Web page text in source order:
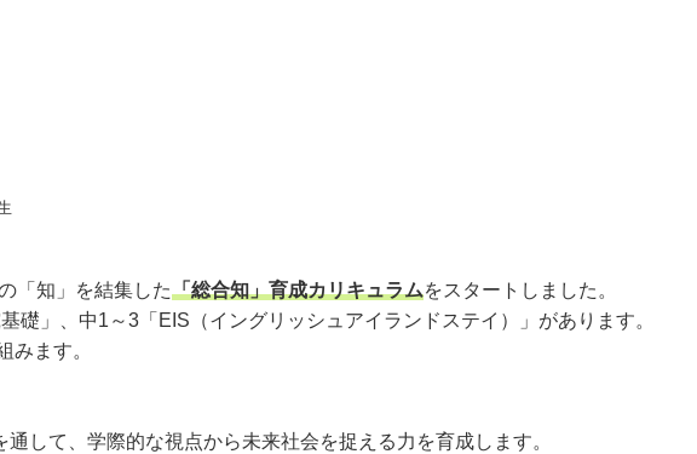
「知」を結集した「総合知」育成カリキュラムをスタートしました。
」、中1～3「EIS（イングリッシュアイランドステイ）」があります。
ます。
して、学際的な視点から未来社会を捉える力を育成します。